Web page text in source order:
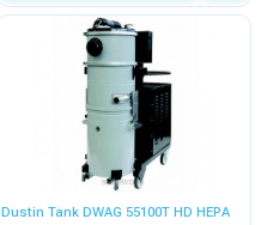
Dustin Tank DWAG 55100T HD HEPA